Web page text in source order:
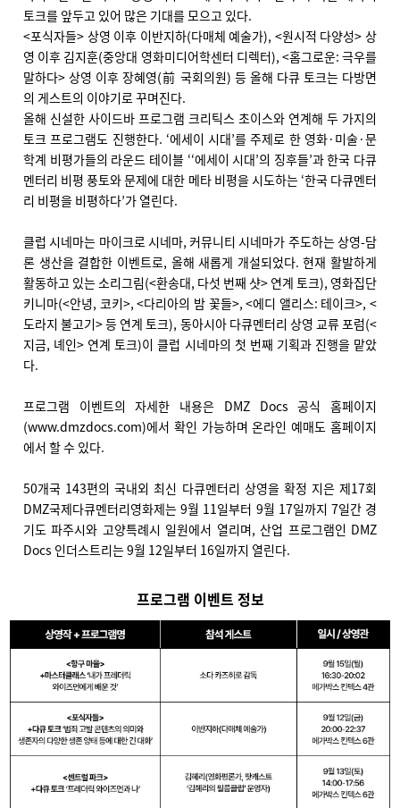
토크를 앞두고 있어 많은 기대를 모으고 있다.
<포식자들> 상영 이후 이반지하(다매체 예술가), <원시적 다양성> 상
영 이후 김지훈(중앙대 영화미디어학센터 디렉터), <홈그로운: 극우를
말하다> 상영 이후 장혜영(前 국회의원) 등 올해 다큐 토크는 다방면
의 게스트의 이야기로 꾸며진다.
올해 신설한 사이드바 프로그램 크리틱스 초이스와 연계해 두 가지의
토크 프로그램도 진행한다. ‘에세이 시대’를 주제로 한 영화·미술·문
학계 비평가들의 라운드 테이블 ‘‘에세이 시대’의 징후들’과 한국 다큐
멘터리 비평 풍토와 문제에 대한 메타 비평을 시도하는 ‘한국 다큐멘터
리 비평을 비평하다’가 열린다.
클럽 시네마는 마이크로 시네마, 커뮤니티 시네마가 주도하는 상영-담
론 생산을 결합한 이벤트로, 올해 새롭게 개설되었다. 현재 활발하게
활동하고 있는 소리그림(<환송대, 다섯 번째 샷> 연계 토크), 영화집단
키니마(<안녕, 코키>, <다리아의 밤 꽃들>, <에디 앨리스: 테이크>, <
도라지 불고기> 등 연계 토크), 동아시아 다큐멘터리 상영 교류 포럼(<
지금, 녜인> 연계 토크)이 클럽 시네마의 첫 번째 기획과 진행을 맡았
다.
프로그램 이벤트의 자세한 내용은 DMZ Docs 공식 홈페이지
(www.dmzdocs.com)에서 확인 가능하며 온라인 예매도 홈페이지
에서 할 수 있다.
50개국 143편의 국내외 최신 다큐멘터리 상영을 확정 지은 제17회
DMZ국제다큐멘터리영화제는 9월 11일부터 9월 17일까지 7일간 경
기도 파주시와 고양특례시 일원에서 열리며, 산업 프로그램인 DMZ
Docs 인더스트리는 9월 12일부터 16일까지 열린다.
프로그램 이벤트 정보